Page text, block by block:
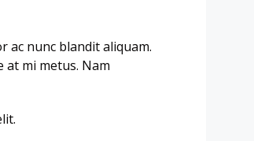
ac nunc blandit aliquam.
at mi metus. Nam